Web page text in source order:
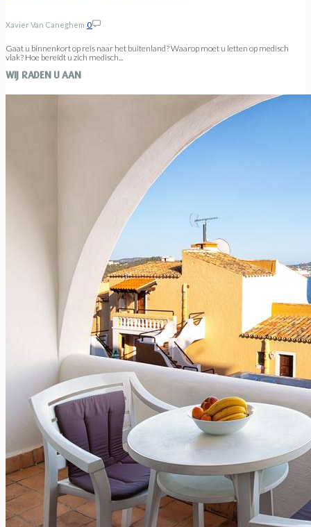
Xavier Van Caneghem 0
Gaat u binnenkort op reis naar het buitenland? Waarop moet u letten op medisch
vlak? Hoe bereidt u zich medisch...
WIJ RADEN U AAN